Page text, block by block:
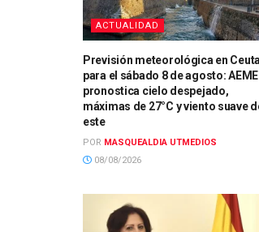
ACTUALIDAD
Previsión meteorológica en Ceuta
para el sábado 8 de agosto:
pronostica cielo despejado,
máximas de 27°C y viento suave
este
POR MASQUEALDIA UTMEDIOS
08/08/2026